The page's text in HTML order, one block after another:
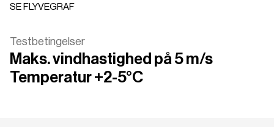
SE FLYVEGRAF
Testbetingelser
Maks. vindhastighed på 5 m/s
Temperatur +2-5°C